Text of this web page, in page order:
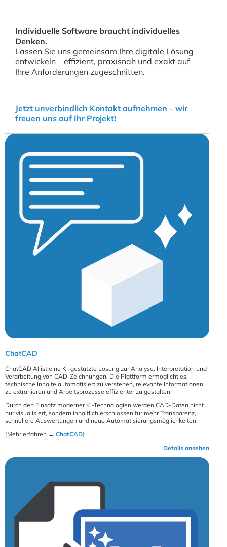
Individuelle Software braucht individuelles
Denken.
Lassen Sie uns gemeinsam Ihre digitale Lösung
entwickeln – effizient, praxisnah und exakt auf
Ihre Anforderungen zugeschnitten.
Jetzt unverbindlich Kontakt aufnehmen – wir
freuen uns auf Ihr Projekt!
ChatCAD
ChatCAD AI ist eine KI-gestützte Lösung zur Analyse, Interpretation und
Verarbeitung von CAD-Zeichnungen. Die Plattform ermöglicht es,
technische Inhalte automatisiert zu verstehen, relevante Informationen
zu extrahieren und Arbeitsprozesse effizienter zu gestalten.
Durch den Einsatz moderner KI-Technologien werden CAD-Daten nicht
nur visualisiert, sondern inhaltlich erschlossen für mehr Transparenz,
schnellere Auswertungen und neue Automatisierungsmöglichkeiten.
[Mehr erfahren → ChatCAD]
Details ansehen